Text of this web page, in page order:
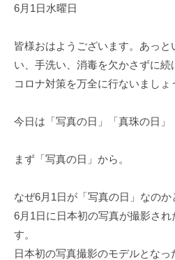
a
s
h
a
a
メ
ン
ト
6月1日水曜日
皆様おはようございます。あっ
い、手洗い、消毒を欠かさずに続
コロナ対策を万全に行ないましょ
今日は「写真の日」「真珠の日」
まず「写真の日」から。
なぜ6月1日が「写真の日」なの
6月1日に日本初の写真が撮影さ
す。
日本初の写真撮影のモデルとな